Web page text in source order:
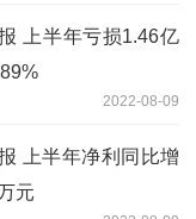
上半年亏损1.46亿
2022-08-09
上半年净利同比增
元